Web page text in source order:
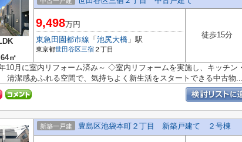
㎡
9,498万円
東急田園都市線 「 池尻大橋 」駅
東京都世田谷区三宿 ２丁目
徒歩15分
10月に室内リフォーム済み～ ◇室内リフォームを実施し、キッチン
潔感あふれる空間で、気持ちよく新生活をスタートできる中古物...
新築一戸建 豊島区池袋本町２丁目 新築戸建て ２号棟